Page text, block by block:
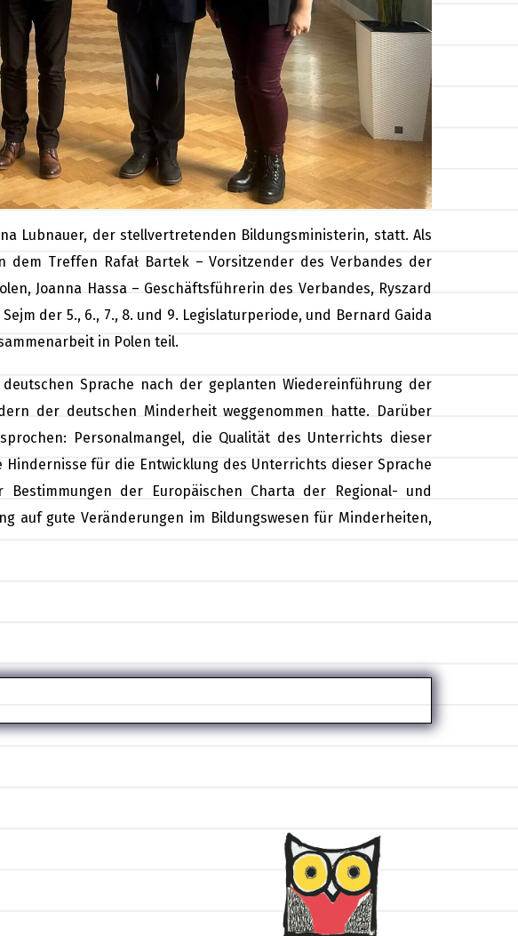
Lubnauer, der stellvertretenden Bildungsministerin, statt. Als
Treffen Rafał Bartek – Vorsitzender des Verbandes der
Joanna Hassa – Geschäftsführerin des Verbandes, Ryszard
der 5., 6., 7., 8. und 9. Legislaturperiode, und Bernard Gaida
in Polen teil.
Sprache nach der geplanten Wiedereinführung der
der deutschen Minderheit weggenommen hatte. Darüber
Personalmangel, die Qualität des Unterrichts dieser
für die Entwicklung des Unterrichts dieser Sprache
der Europäischen Charta der Regional- und
auf gute Veränderungen im Bildungswesen für Minderheiten,